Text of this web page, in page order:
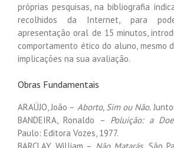
próprias pesquisas, na bibliografia
recolhidos da Internet, para
apresentação oral de 15 minutos,
comportamento ético do aluno, mesmo
implicações na sua avaliação.
Obras Fundamentais
ARAÚJO, João – Aborto, Sim ou Não.
BANDEIRA, Ronaldo – Poluição: a
Paulo: Editora Vozes, 1977.
BARCLAY, William – Não Matarás. São